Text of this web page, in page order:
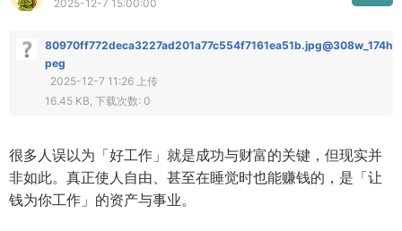
2025-12-7 15:00:00
80970ff772deca3227ad201a77c554f7161ea51b.jpg@308w_174h.j
peg
2025-12-7 11:26 上传
16.45 KB, 下载次数: 0
很多人误以为「好工作」就是成功与财富的关键，但现实并
非如此。真正使人自由、甚至在睡觉时也能赚钱的，是「让
钱为你工作」的资产与事业。